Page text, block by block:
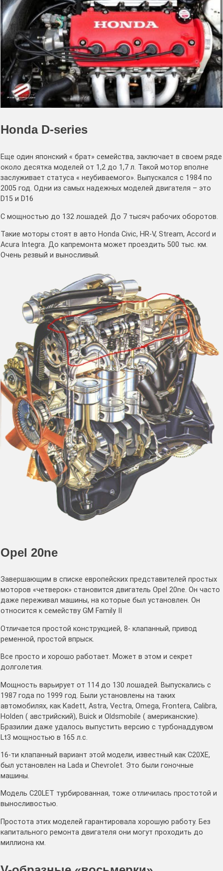
Honda D-series
Еще один японский « брат» семейства, заключает в своем ряде
около десятка моделей от 1,2 до 1,7 л. Такой мотор вполне
заслуживает статуса « неубиваемого». Выпускался с 1984 по
2005 год. Одни из самых надежных моделей двигателя – это
D15 и D16
С мощностью до 132 лошадей. До 7 тысяч рабочих оборотов.
Такие моторы стоят в авто Honda Civic, HR-V, Stream, Accord и
Acura Integra. До капремонта может проездить 500 тыс. км.
Очень резвый и выносливый.
Opel 20ne
Завершающим в списке европейских представителей простых
моторов «четверок» становится двигатель Opel 20ne. Он часто
даже переживал машины, на которые был установлен. Он
относится к семейству GM Family II
Отличается простой конструкцией, 8- клапанный, привод
ременной, простой впрыск.
Все просто и хорошо работает. Может в этом и секрет
долголетия.
Мощность варьирует от 114 до 130 лошадей. Выпускались с
1987 года по 1999 год. Были установлены на таких
автомобилях, как Kadett, Astra, Vectra, Omega, Frontera, Calibra,
Holden ( австрийский), Buick и Oldsmobile ( американские).
Бразилии даже удалось выпустить версию с турбонаддувом
Lt3 мощностью в 165 л.с.
16-ти клапанный вариант этой модели, известный как C20XE,
был установлен на Lada и Chevrolet. Это были гоночные
машины.
Модель C20LET турбированная, тоже отличилась простотой и
выносливостью.
Простота этих моделей гарантировала хорошую работу. Без
капитального ремонта двигателя они могут проходить до
миллиона км.